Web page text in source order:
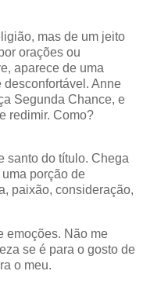
mas de um jeito
orações ou
aparece de uma
desconfortável. Anne
Segunda Chance, e
redimir. Como?
santo do título. Chega
porção de
paixão, consideração,
emoções. Não me
se é para o gosto de
o meu.